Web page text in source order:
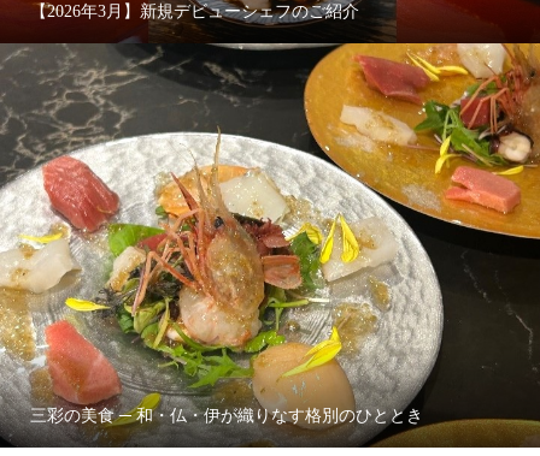
【2026年3月】新規デビューシェフのご紹介
三彩の美食 ─ 和・仏・伊が織りなす格別のひととき